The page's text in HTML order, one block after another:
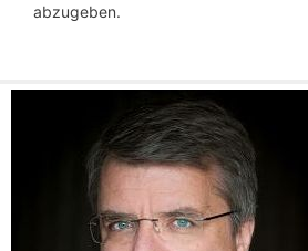
abzugeben.